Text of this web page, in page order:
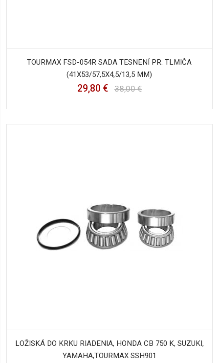
TOURMAX FSD-054R SADA TESNENÍ PR. TLMIČA
(41X53/57,5X4,5/13,5 MM)
29,80 € 38,00 €
LOŽISKÁ DO KRKU RIADENIA, HONDA CB 750 K, SUZUKI,
YAMAHA,TOURMAX SSH901